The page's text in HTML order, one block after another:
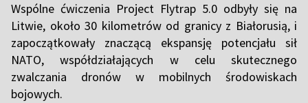
Wspólne ćwiczenia Project Flytrap 5.0 odbyły się na
Litwie, około 30 kilometrów od granicy z Białorusią, i
zapoczątkowały znaczącą ekspansję potencjału sił
NATO, współdziałających w celu skutecznego
zwalczania dronów w mobilnych środowiskach
bojowych.